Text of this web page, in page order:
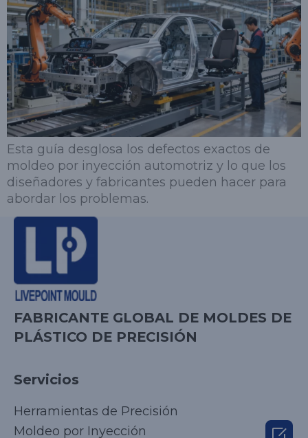
Esta guía desglosa los defectos exactos de
moldeo por inyección automotriz y lo que los
diseñadores y fabricantes pueden hacer para
abordar los problemas.
FABRICANTE GLOBAL DE MOLDES DE
PLÁSTICO DE PRECISIÓN
Servicios
Herramientas de Precisión
Moldeo por Inyección